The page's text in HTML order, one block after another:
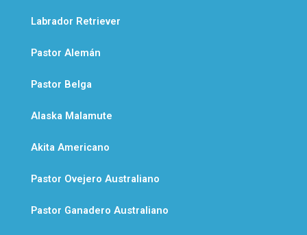
Labrador Retriever
Pastor Alemán
Pastor Belga
Alaska Malamute
Akita Americano
Pastor Ovejero Australiano
Pastor Ganadero Australiano